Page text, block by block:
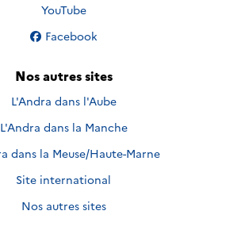
Nous suivre sur
YouTube
Nous suivre sur
Facebook
Nos autres sites
L'Andra dans l'Aube
L'Andra dans la Manche
dans la Meuse/Haute-Marne
Site international
Nos autres sites